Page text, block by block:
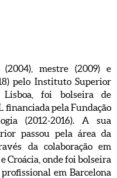
mestre (2009) e
pelo Instituto Superior
foi bolseira de
financiada pela Fundação
(2012-2016). A sua
passou pela área da
da colaboração em
Croácia, onde foi bolseira
em Barcelona